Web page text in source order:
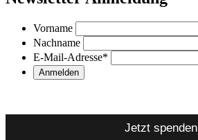
Vorname
Nachname
E-Mail-Adresse*
Jetzt spenden